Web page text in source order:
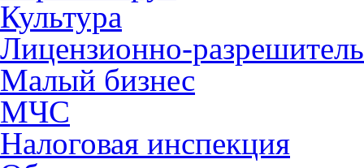
Культура
Лицензионно-
Малый бизнес
МЧС
Налоговая инспекция